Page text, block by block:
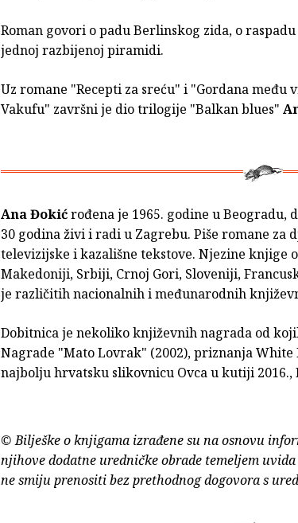
Roman govori o padu Berlinskog zida, o
jednoj razbijenoj piramidi.
Uz romane "Recepti za sreću" i "Gordana među
Vakufu" završni je dio trilogije "Balkan blues"
Ana Đokićrođena je 1965. godine u
30 godina živi i radi u Zagrebu. Piše romane za
televizijske i kazališne tekstove. Njezine knjige
Makedoniji, Srbiji, Crnoj Gori, Sloveniji,
je različitih nacionalnih i međunarodnih
Dobitnica je nekoliko književnih nagrada od
Nagrade "Mato Lovrak" (2002), priznanja White
najbolju hrvatsku slikovnicu Ovca u kutiji 2016.,
© Bilješke o knjigama izrađene su na osnovu
njihove dodatne uredničke obrade temeljem
ne smiju prenositi bez prethodnog dogovora s